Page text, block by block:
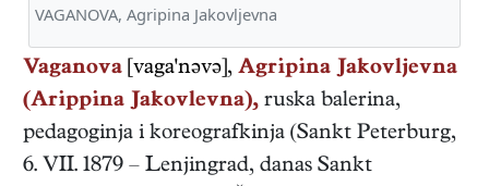
VAGANOVA, Agripina Jakovljevna
Vaganova [vaga'nəvə], Agripina Jakovljevna
(Arippina Jakovlevna), ruska balerina,
pedagoginja i koreografkinja (Sankt Peterburg,
6. VII. 1879 – Lenjingrad, danas Sankt